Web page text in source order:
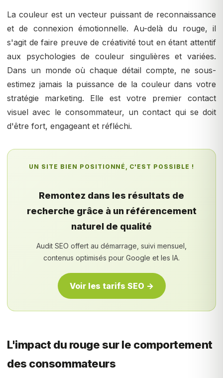
La couleur est un vecteur puissant de reconnaissance
et de connexion émotionnelle. Au-delà du rouge, il
s'agit de faire preuve de créativité tout en étant attentif
aux psychologies de couleur singulières et variées.
Dans un monde où chaque détail compte, ne sous-
estimez jamais la puissance de la couleur dans votre
stratégie marketing. Elle est votre premier contact
visuel avec le consommateur, un contact qui se doit
d'être fort, engageant et réfléchi.
UN SITE BIEN POSITIONNÉ, C'EST POSSIBLE !
Remontez dans les résultats de
recherche grâce à un référencement
naturel de qualité
Audit SEO offert au démarrage, suivi mensuel,
contenus optimisés pour Google et les IA.
Voir les tarifs SEO →
L'impact du rouge sur le comportement
des consommateurs